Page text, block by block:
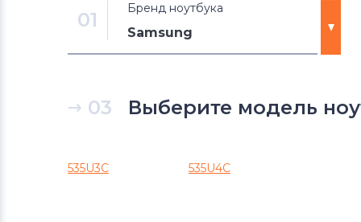
01 Бренд ноутбука
Samsung
DNS
03 Выберите модель
535U3C 535U4C